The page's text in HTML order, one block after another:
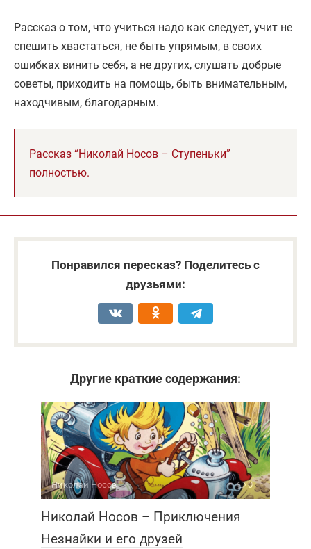
Рассказ о том, что учиться надо как следует, учит не
спешить хвастаться, не быть упрямым, в своих
ошибках винить себя, а не других, слушать добрые
советы, приходить на помощь, быть внимательным,
находчивым, благодарным.
Рассказ “Николай Носов – Ступеньки”
полностью.
Понравился пересказ? Поделитесь с
друзьями:
Другие краткие содержания:
Николай Носов 0
Николай Носов – Приключения
Незнайки и его друзей